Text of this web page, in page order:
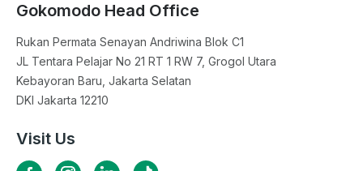
Gokomodo Head Office
Rukan Permata Senayan Andriwina Blok C1
JL Tentara Pelajar No 21 RT 1 RW 7, Grogol Utara
Kebayoran Baru, Jakarta Selatan
DKI Jakarta 12210
Visit Us